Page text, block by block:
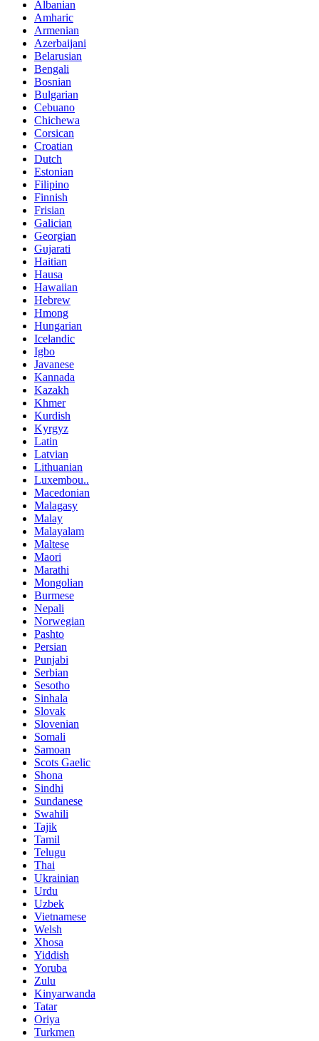
Albanian
Amharic
Armenian
Azerbaijani
Belarusian
Bengali
Bosnian
Bulgarian
Cebuano
Chichewa
Corsican
Croatian
Dutch
Estonian
Filipino
Finnish
Frisian
Galician
Georgian
Gujarati
Haitian
Hausa
Hawaiian
Hebrew
Hmong
Hungarian
Icelandic
Igbo
Javanese
Kannada
Kazakh
Khmer
Kurdish
Kyrgyz
Latin
Latvian
Lithuanian
Luxembou..
Macedonian
Malagasy
Malay
Malayalam
Maltese
Maori
Marathi
Mongolian
Burmese
Nepali
Norwegian
Pashto
Persian
Punjabi
Serbian
Sesotho
Sinhala
Slovak
Slovenian
Somali
Samoan
Scots Gaelic
Shona
Sindhi
Sundanese
Swahili
Tajik
Tamil
Telugu
Thai
Ukrainian
Urdu
Uzbek
Vietnamese
Welsh
Xhosa
Yiddish
Yoruba
Zulu
Kinyarwanda
Tatar
Oriya
Turkmen